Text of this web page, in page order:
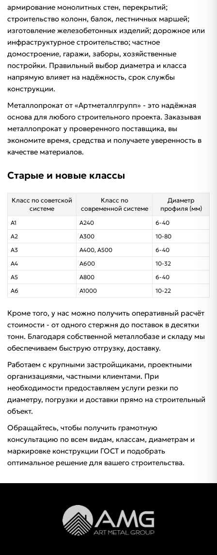
армирование монолитных стен, перекрытий;
строительство колонн, балок, лестничных маршей;
изготовление железобетонных изделий; дорожное или
инфраструктурное строительство; частное
домостроение, гаражи, заборы, хозяйственные
постройки. Правильный выбор диаметра и класса
напрямую влияет на надёжность, срок службы
конструкции.
Металлопрокат от «Артметаллгрупп» - это надёжная
основа для любого строительного проекта. Заказывая
металлопрокат у проверенного поставщика, вы
экономите время, средства и получаете уверенность в
качестве материалов.
Старые и новые классы
Класс по советской
системе
Класс по
современной системе
Диаметр
профиля (мм)
А1 А240
6-40
А2
А300
10-80
А3
А400, А500
6-40
А4
А600
10-32
А5
А800
6-40
А6
А1000 10-22
Кроме того, у нас можно получить оперативный расчёт
стоимости - от одного стержня до поставок в десятки
тонн. Благодаря собственной металлобазе и складу мы
обеспечиваем быструю отгрузку, доставку.
Работаем с крупными застройщиками, проектными
организациями, частными клиентами. При
необходимости предоставляем услуги резки по
диаметру, погрузки и доставки прямо на строительный
объект.
Обращайтесь, чтобы получить грамотную
консультацию по всем видам, классам, диаметрам и
маркировке конструкции ГОСТ и подобрать
оптимальное решение для вашего строительства.